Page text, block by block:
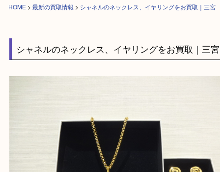
HOME